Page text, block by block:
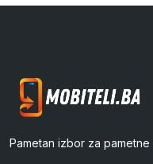
Pametan izbor za pametne